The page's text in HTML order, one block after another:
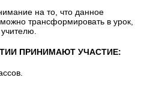
на то, что данное
трансформировать в урок,
ПРИНИМАЮТ УЧАСТИЕ: